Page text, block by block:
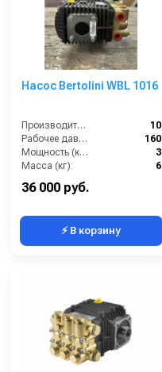
Насос Bertolini WBL 1016
Производительность (л/мин):
10
Рабочее давление (бар):
160
Мощность (кВт):
3
Масса (кг):
6
36 000 руб.
⚡ В корзину